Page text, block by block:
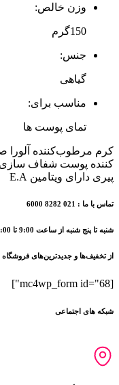
اوری
150
عدد
وزن خالص:
150گرم
جنس:
گیاهی
مناسب برای:
تمای پوست ها
کرم مرطوب‌کننده آلورا
کننده پوست شفاف
پیری دارای ویتامین E.A
تماس با ما : 021 8282 6000
شنبه تا پنج شنبه از ساعت 9:00 تا 24:00
از تخفیف‌ها و جدیدترین‌های فروشگاه
[mc4wp_form id="68"]
شبکه های اجتماعی